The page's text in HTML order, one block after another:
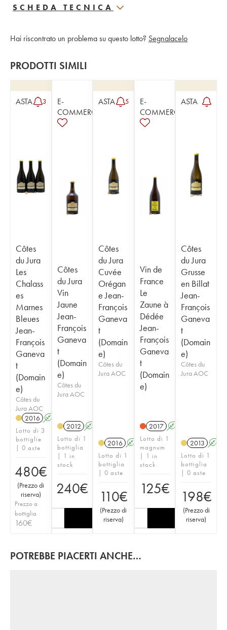
SCHEDA TECNICA
Hai riscontrato un problema su questo lotto? Segnalacelo
PRODOTTI SIMILI
ASTA 3
Côtes
du Jura
Les
Chalass
es
Marnes
Bleues
Jean-
François
Ganeva
t
(Domain
e)
Côtes du
Jura AOC
2016 A
Lotto di 3
bottiglie
| 0 aste
480€
(Prezzo di
riserva)
Prezzo a
bottiglia
160€
E-
COMMERCE
Côtes
du Jura
Vin
Jaune
Jean-
François
Ganeva
t
(Domain
e)
Côtes du
Jura AOC
2012 A
Lotto di 1
bottiglia
| 1 in
stock
240€
ASTA 5
Côtes
du Jura
Cuvée
Orégan
e Jean-
François
Ganeva
t
(Domain
e)
Côtes du
Jura AOC
2016 A K
Lotto di 1
bottiglia
| 0 aste
110€
(Prezzo di
riserva)
E-
COMMERCE
Vin de
France
Le
Zaune à
Dédée
Jean-
François
Ganeva
t
(Domain
e)
2017 A
Lotto di 1
magnum
| 1 in
stock
125€
ASTA
Côtes
du Jura
Grusse
en Billat
Jean-
François
Ganeva
t
(Domain
e)
Côtes du
Jura AOC
2013 A
Lotto di 1
bottiglia
| 0 aste
198€
(Prezzo di
riserva)
POTREBBE PIACERTI ANCHE…